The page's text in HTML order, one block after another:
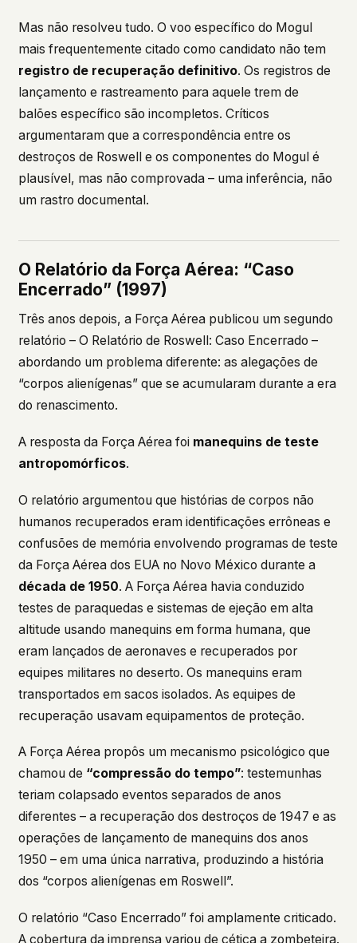
Mas não resolveu tudo. O voo específico do Mogul
mais frequentemente citado como candidato não tem
registro de recuperação definitivo. Os registros de
lançamento e rastreamento para aquele trem de
balões específico são incompletos. Críticos
argumentaram que a correspondência entre os
destroços de Roswell e os componentes do Mogul é
plausível, mas não comprovada – uma inferência, não
um rastro documental.
O Relatório da Força Aérea: “Caso
Encerrado” (1997)
Três anos depois, a Força Aérea publicou um segundo
relatório – O Relatório de Roswell: Caso Encerrado –
abordando um problema diferente: as alegações de
“corpos alienígenas” que se acumularam durante a era
do renascimento.
A resposta da Força Aérea foi manequins de teste
antropomórficos.
O relatório argumentou que histórias de corpos não
humanos recuperados eram identificações errôneas e
confusões de memória envolvendo programas de teste
da Força Aérea dos EUA no Novo México durante a
década de 1950. A Força Aérea havia conduzido
testes de paraquedas e sistemas de ejeção em alta
altitude usando manequins em forma humana, que
eram lançados de aeronaves e recuperados por
equipes militares no deserto. Os manequins eram
transportados em sacos isolados. As equipes de
recuperação usavam equipamentos de proteção.
A Força Aérea propôs um mecanismo psicológico que
chamou de “compressão do tempo”: testemunhas
teriam colapsado eventos separados de anos
diferentes – a recuperação dos destroços de 1947 e as
operações de lançamento de manequins dos anos
1950 – em uma única narrativa, produzindo a história
dos “corpos alienígenas em Roswell”.
O relatório “Caso Encerrado” foi amplamente criticado.
A cobertura da imprensa variou de cética a zombeteira.